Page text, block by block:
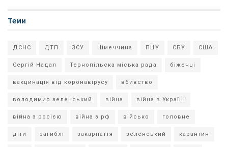
Теми
ДСНС ДТП ЗСУ Німеччина ПЦУ СБУ США
Сергій Надал Тернопільска міська рада біженці
вакцинація від коронавірусу вбивство
володимир зеленський війна війна в Україні
війна з росією війна з рф військо головне
діти загиблі закарпаття зеленський карантин